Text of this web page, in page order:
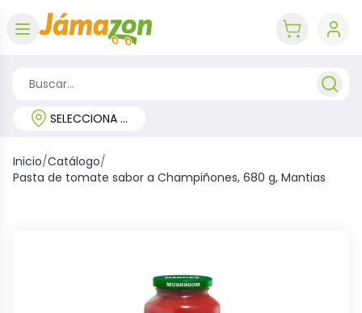
SELECCIONA TU REGIÓN
Inicio/Catálogo/
Pasta de tomate sabor a Champiñones, 680 g, Mantias